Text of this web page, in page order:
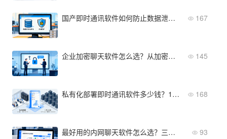
国产即时通讯软件如何防止数据泄露？本地化存储方案解析 167
企业加密聊天软件怎么选？从加密协议到密钥管理 145
私有化部署即时通讯软件多少钱？10人-10万人企业预算参考 168
最好用的内网聊天软件怎么选？三步确定最适合你的方案 93